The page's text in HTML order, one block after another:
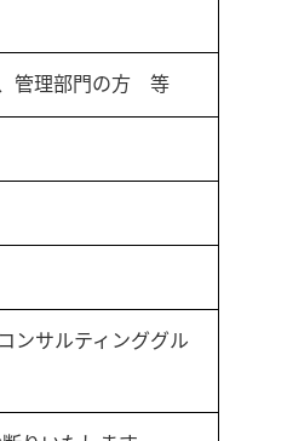
管理部門の方 等
ンサルティンググル